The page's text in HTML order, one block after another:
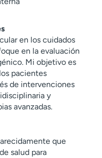
en los cuidados
en la evaluación
Mi objetivo es
pacientes
de intervenciones
y
avanzadas.
que
salud para